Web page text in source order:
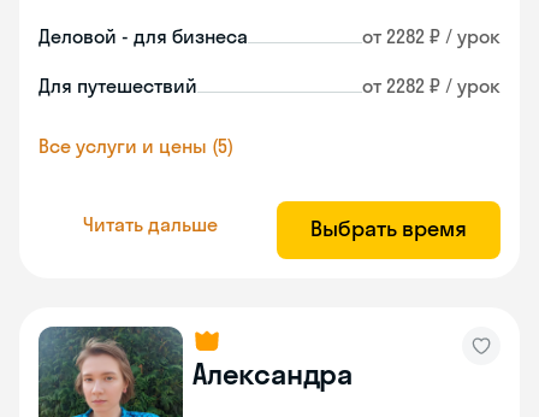
Деловой - для бизнеса от 2282 ₽ / урок
Для путешествий от 2282 ₽ / урок
Все услуги и цены (5)
Читать дальше Выбрать время
Александра